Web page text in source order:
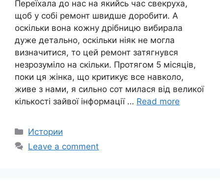
Переїхала до нас на якийсь час свекруха,
щоб у собі ремонт швидше доробити. А
оскільки вона кожну дрібницю вибирала
дуже детально, оскільки ніяк не могла
визначитися, то цей ремонт затягнувся
незрозуміло на скільки. Протягом 5 місяців,
поки ця жінка, що критикує все навколо,
живе з нами, я сильно сот милася від великої
кількості зайвої інформації … Read more
Categories
Истории
Leave a comment